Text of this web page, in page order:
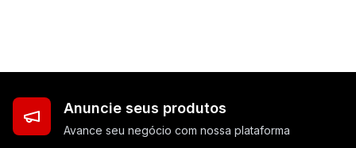
Anuncie seus produtos
Avance seu negócio com nossa plataforma